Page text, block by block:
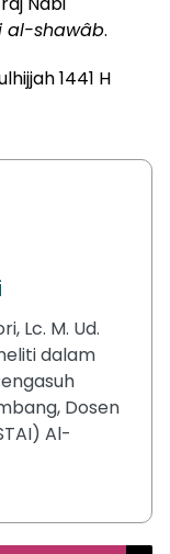
al-shawâb.
1441 H
Lc. M. Ud.
dalam
Dosen
Al-